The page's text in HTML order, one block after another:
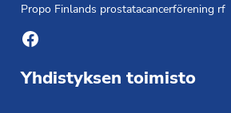
Propo Finlands prostatacancerförening rf
Facebook
Yhdistyksen toimisto